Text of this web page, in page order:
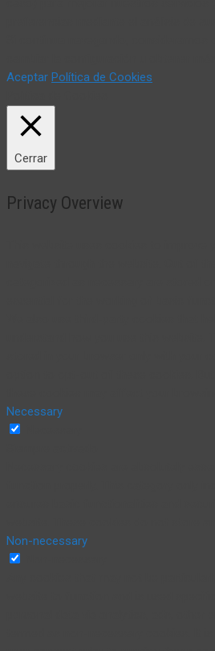
Aceptar Política de Cookies
Cerrar
Privacy Overview
Necessary
Non-necessary